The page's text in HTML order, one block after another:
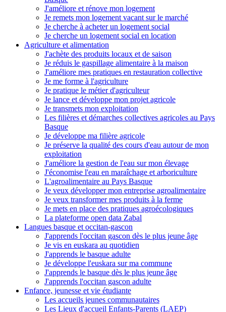
J'améliore et rénove mon logement
Je remets mon logement vacant sur le marché
Je cherche à acheter un logement social
Je cherche un logement social en location
Agriculture et alimentation
J'achète des produits locaux et de saison
Je réduis le gaspillage alimentaire à la maison
J'améliore mes pratiques en restauration collective
Je me forme à l'agriculture
Je pratique le métier d'agriculteur
Je lance et développe mon projet agricole
Je transmets mon exploitation
Les filières et démarches collectives agricoles au Pays
Basque
Je développe ma filière agricole
Je préserve la qualité des cours d'eau autour de mon
exploitation
J'améliore la gestion de l'eau sur mon élevage
J'économise l'eau en maraîchage et arboriculture
L'agroalimentaire au Pays Basque
Je veux développer mon entreprise agroalimentaire
Je veux transformer mes produits à la ferme
Je mets en place des pratiques agroécologiques
La plateforme open data Zabal
Langues basque et occitan-gascon
J'apprends l'occitan gascon dès le plus jeune âge
Je vis en euskara au quotidien
J'apprends le basque adulte
Je développe l'euskara sur ma commune
J'apprends le basque dès le plus jeune âge
J'apprends l'occitan gascon adulte
Enfance, jeunesse et vie étudiante
Les accueils jeunes communautaires
Les Lieux d'accueil Enfants-Parents (LAEP)